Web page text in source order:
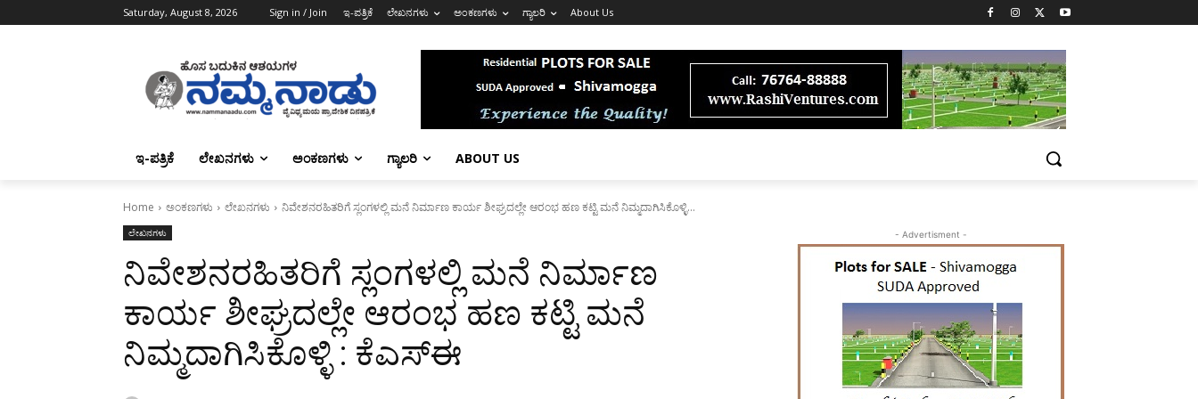
Saturday, August 8, 2026 Sign in / Join ಇ-ಪತ್ರಿಕೆ ಲೇಖನಗಳು ಅಂಕಣಗಳು ಗ್ಯಾಲರಿ About Us
ಇ-ಪತ್ರಿಕೆ ಲೇಖನಗಳು ಅಂಕಣಗಳು ಗ್ಯಾಲರಿ ABOUT US
Home ಅಂಕಣಗಳು ಲೇಖನಗಳು ನಿವೇಶನರಹಿತರಿಗೆ ಸ್ಲಂಗಳಲ್ಲಿ ಮನೆ ನಿರ್ಮಾಣ ಕಾರ್ಯ ಶೀಘ್ರದಲ್ಲೇ ಆರಂಭ ಹಣ ಕಟ್ಟಿ ಮನೆ ನಿಮ್ಮದಾಗಿಸಿಕೊಳ್ಳಿ...
ಲೇಖನಗಳು
ನಿವೇಶನರಹಿತರಿಗೆ ಸ್ಲಂಗಳಲ್ಲಿ ಮನೆ ನಿರ್ಮಾಣ
ಕಾರ್ಯ ಶೀಘ್ರದಲ್ಲೇ ಆರಂಭ ಹಣ ಕಟ್ಟಿ ಮನೆ
ನಿಮ್ಮದಾಗಿಸಿಕೊಳ್ಳಿ : ಕೆಎಸ್‌ಈ
- Advertisment -